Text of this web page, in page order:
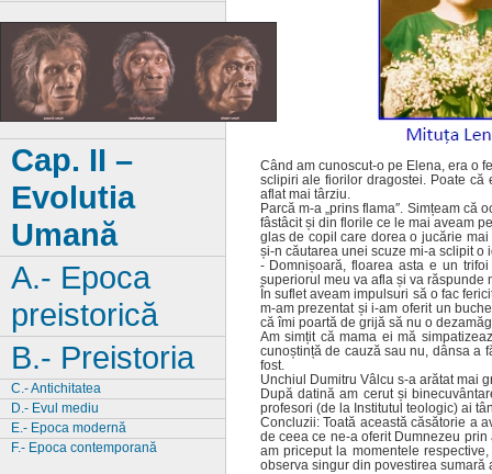
Când am cunoscut-o pe Elena, era o
sclipiri ale fiorilor dragostei. Poate
aflat mai târziu.
Parcă m-a „prins flama″. Simțeam
fâstâcit și din florile ce le mai aveam
glas de copil care dorea o jucărie
și-n căutarea unei scuze mi-a sclipit o
- Domnișoară, floarea asta e un
superiorul meu va afla și va răspunde
În suflet aveam impulsuri să o fac
m-am prezentat și i-am oferit un
că îmi poartă de grijă să nu o
Am simțit că mama ei mă
cunoștință de cauză sau nu, dânsa a
fost.
Unchiul Dumitru Vâlcu s-a arătat mai
După datină am cerut și
profesori (de la Institutul teologic) ai
Concluzii: Toată această căsătorie a
de ceea ce ne-a oferit Dumnezeu
am priceput la momentele
observa singur din povestirea sumară
Cap. II –
Evolutia
Umană
A.- Epoca
preistorică
B.- Preistoria
C.- Antichitatea
D.- Evul mediu
E.- Epoca modernă
F.- Epoca contemporană